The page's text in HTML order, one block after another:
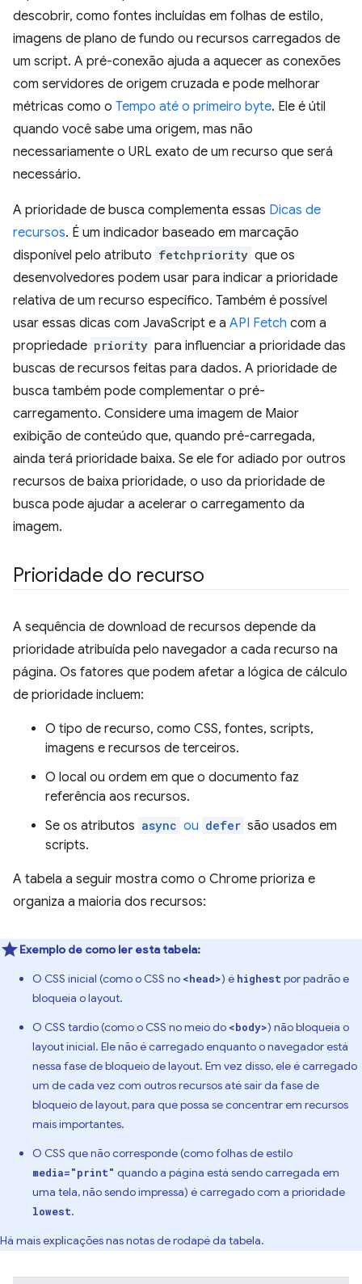
descobrir, como fontes incluídas em folhas de estilo,
imagens de plano de fundo ou recursos carregados de
um script. A pré-conexão ajuda a aquecer as conexões
com servidores de origem cruzada e pode melhorar
métricas como o Tempo até o primeiro byte. Ele é útil
quando você sabe uma origem, mas não
necessariamente o URL exato de um recurso que será
necessário.
A prioridade de busca complementa essas Dicas de
recursos. É um indicador baseado em marcação
disponível pelo atributo fetchpriority que os
desenvolvedores podem usar para indicar a prioridade
relativa de um recurso específico. Também é possível
usar essas dicas com JavaScript e a API Fetch com a
propriedade priority para influenciar a prioridade das
buscas de recursos feitas para dados. A prioridade de
busca também pode complementar o pré-
carregamento. Considere uma imagem de Maior
exibição de conteúdo que, quando pré-carregada,
ainda terá prioridade baixa. Se ele for adiado por outros
recursos de baixa prioridade, o uso da prioridade de
busca pode ajudar a acelerar o carregamento da
imagem.
Prioridade do recurso
A sequência de download de recursos depende da
prioridade atribuída pelo navegador a cada recurso na
página. Os fatores que podem afetar a lógica de cálculo
de prioridade incluem:
O tipo de recurso, como CSS, fontes, scripts,
imagens e recursos de terceiros.
O local ou ordem em que o documento faz
referência aos recursos.
Se os atributos async ou defer são usados em
scripts.
A tabela a seguir mostra como o Chrome prioriza e
organiza a maioria dos recursos:
Exemplo de como ler esta tabela:
O CSS inicial (como o CSS no <head>) é highest por padrão e
bloqueia o layout.
O CSS tardio (como o CSS no meio do <body>) não bloqueia o
layout inicial. Ele não é carregado enquanto o navegador está
nessa fase de bloqueio de layout. Em vez disso, ele é carregado
um de cada vez com outros recursos até sair da fase de
bloqueio de layout, para que possa se concentrar em recursos
mais importantes.
O CSS que não corresponde (como folhas de estilo
media="print" quando a página está sendo carregada em
uma tela, não sendo impressa) é carregado com a prioridade
lowest.
Há mais explicações nas notas de rodapé da tabela.